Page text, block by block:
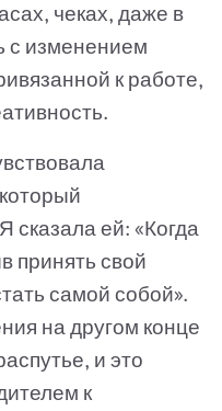
чеках, даже в
с изменением
к работе,
сказала ей: «Когда
принять свой
самой собой».
на другом конце
и это
к